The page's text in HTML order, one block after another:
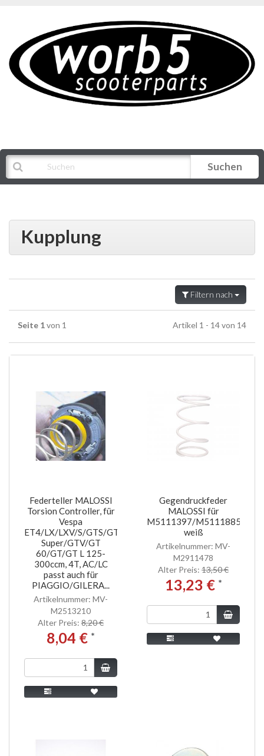
Suchen
Kupplung
Filtern nach
Seite 1von 1 Artikel 1 - 14 von 14
Federteller MALOSSI
Torsion Controller, für
Vespa
ET4/LX/LXV/S/GTS/GTS
Super/GTV/GT
60/GT/GT L 125-
300ccm, 4T, AC/LC
passt auch für
PIAGGIO/GILERA...
Artikelnummer: MV-
M2513210
Alter Preis: 8,20 €
8,04 € *
Gegendruckfeder
MALOSSI für
M5111397/M5111885,
weiß
Artikelnummer: MV-
M2911478
Alter Preis: 13,50 €
13,23 € *